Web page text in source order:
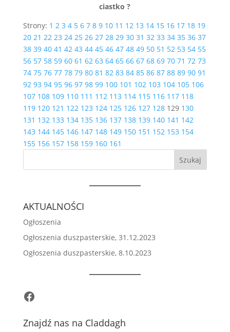
ciastko ?
Strony: 1 2 3 4 5 6 7 8 9 10 11 12 13 14 15 16 17 18 19
20 21 22 23 24 25 26 27 28 29 30 31 32 33 34 35 36 37
38 39 40 41 42 43 44 45 46 47 48 49 50 51 52 53 54 55
56 57 58 59 60 61 62 63 64 65 66 67 68 69 70 71 72 73
74 75 76 77 78 79 80 81 82 83 84 85 86 87 88 89 90 91
92 93 94 95 96 97 98 99 100 101 102 103 104 105 106
107 108 109 110 111 112 113 114 115 116 117 118
119 120 121 122 123 124 125 126 127 128 129 130
131 132 133 134 135 136 137 138 139 140 141 142
143 144 145 146 147 148 149 150 151 152 153 154
155 156 157 158 159 160 161
Szukaj
AKTUALNOŚCI
Ogłoszenia
Ogłoszenia duszpasterskie, 31.12.2023
Ogłoszenia duszpasterskie, 8.10.2023
Facebook
Znajdź nas na Claddagh